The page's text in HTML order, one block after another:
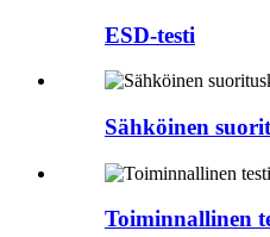
ESD-testi
Sähköinen
Toiminnallinen